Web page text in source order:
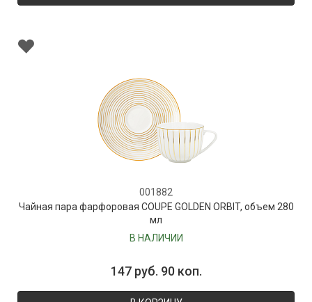
001882
Чайная пара фарфоровая COUPE GOLDEN ORBIT, объем 280
мл
В НАЛИЧИИ
147 руб. 90 коп.